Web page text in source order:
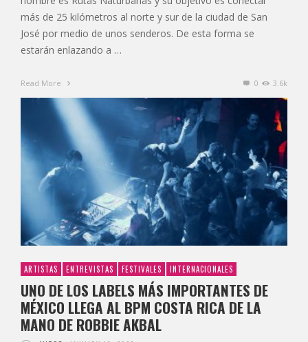
más de 25 kilómetros al norte y sur de la ciudad de San
José por medio de unos senderos. De esta forma se
estarán enlazando a …
Read More 0 3.6k
ARTISTAS ENTREVISTAS FESTIVALES INTERNACIONALES
UNO DE LOS LABELS MÁS IMPORTANTES DE
MÉXICO LLEGA AL BPM COSTA RICA DE LA
MANO DE ROBBIE AKBAL